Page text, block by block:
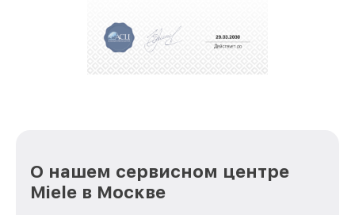
О нашем сервисном центре
Miele в Москве